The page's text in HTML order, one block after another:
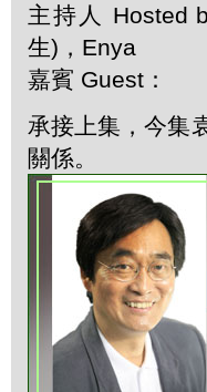
主持人 Hosted
生)，Enya
嘉賓 Guest：
承接上集，今集
關係。